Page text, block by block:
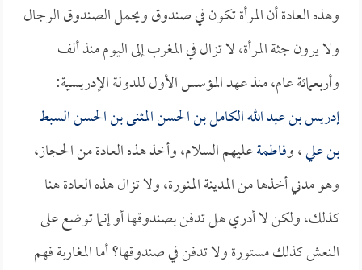
وهذه العادة أن المرأة تكون في صندوق ويحمل الصندوق الرجال
ولا يرون جثة المرأة، لا تزال في المغرب إلى اليوم منذ ألف
وأربعمائة عام، منذ عهد المؤسس الأول للدولة الإدريسية:
إدريس بن عبد الله الكامل بن الحسن المثنى بن الحسن السبط
بن علي، وفاطمةعليهم السلام، وأخذ هذه العادة من الحجاز،
وهو مدني أخذها من المدينة المنورة، ولا تزال هذه العادة هنا
كذلك، ولكن لا أدري هل تدفن بصندوقها أو إنما توضع على
النعش كذلك مستورة ولا تدفن في صندوقها؟ أما المغاربة فهم